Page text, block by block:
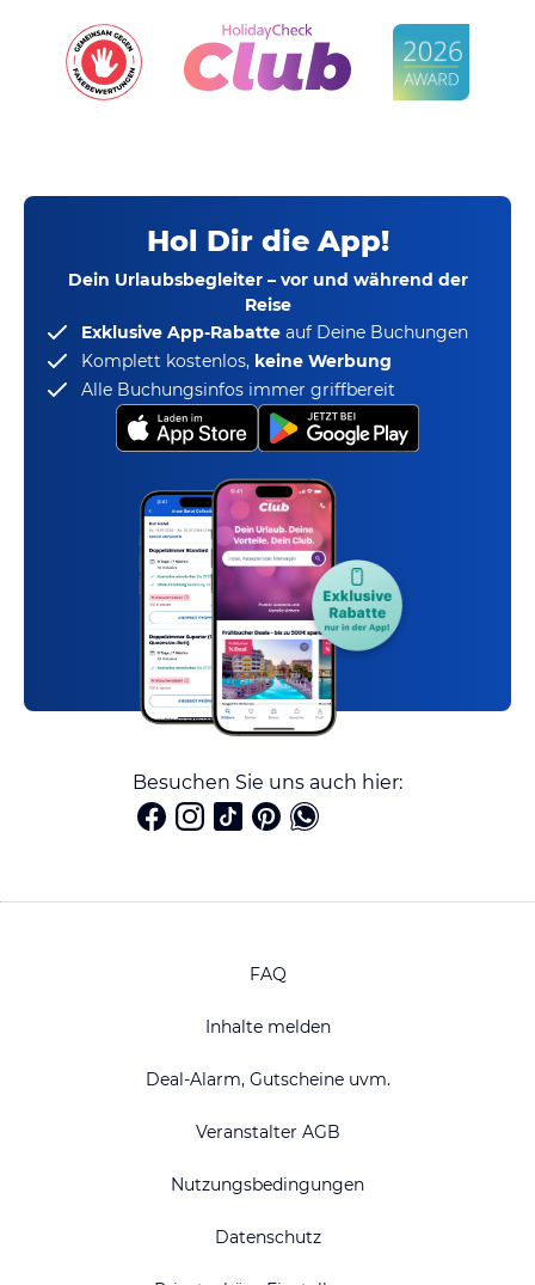
Hol Dir die App!
Dein Urlaubsbegleiter – vor und während der
Reise
Exklusive App-Rabatte auf Deine Buchungen
Komplett kostenlos, keine Werbung
Alle Buchungsinfos immer griffbereit
Besuchen Sie uns auch hier:
FAQ
Inhalte melden
Deal-Alarm, Gutscheine uvm.
Veranstalter AGB
Nutzungsbedingungen
Datenschutz